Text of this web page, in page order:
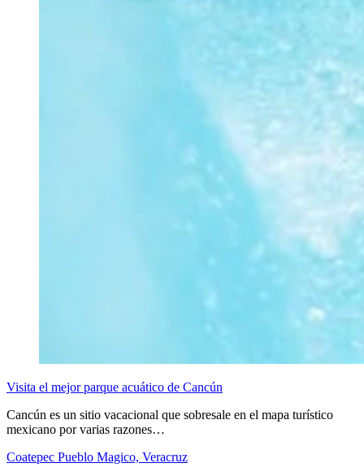
Visita el mejor parque acuático de Cancún
Cancún es un sitio vacacional que sobresale en el mapa turístico
mexicano por varias razones…
Coatepec Pueblo Magico, Veracruz